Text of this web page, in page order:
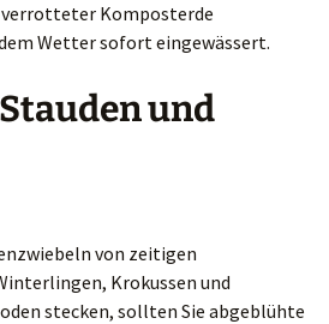
Komposterde
Wetter sofort eingewässert.
und
von zeitigen
Krokussen und
stecken, sollten Sie abgeblühte